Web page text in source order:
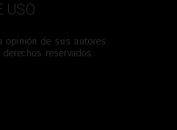
USO
opinión de sus autores.
reservados.